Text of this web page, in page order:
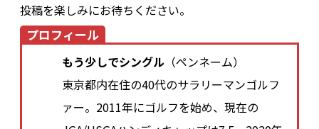
投稿を楽しみにお待ちください。
プロフィール
もう少しでシングル （ペンネーム）
東京都内在住の40代のサラリーマンゴルフ
ァー。2011年にゴルフを始め、現在の